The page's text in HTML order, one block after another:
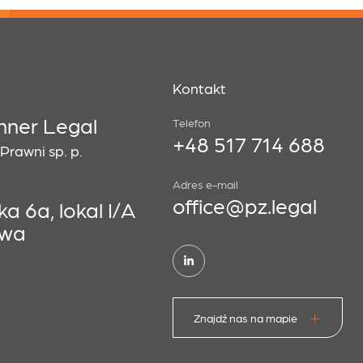
Legal
sp. p.
6a, lokal I/A
Kontakt
Telefon
+48 517 714 688
Adres e-mail
office@pz.legal
Znajdź nas na mapie